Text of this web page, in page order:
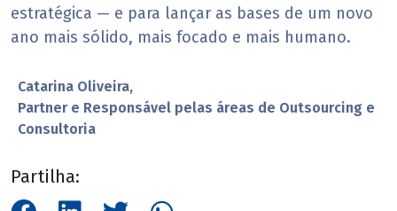
estratégica — e para lançar as bases de um novo
ano mais sólido, mais focado e mais humano.
Catarina Oliveira,
Partner e Responsável pelas áreas de Outsourcing e
Consultoria
Partilha: